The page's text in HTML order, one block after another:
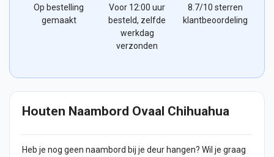
Op bestelling
gemaakt
Voor 12:00 uur
besteld, zelfde
werkdag
verzonden
8.7/10 sterren
klantbeoordeling
Houten Naambord Ovaal Chihuahua
Heb je nog geen naambord bij je deur hangen? Wil je graag